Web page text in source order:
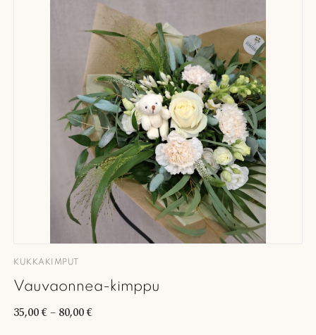
KUKKAKIMPUT
Vauvaonnea-kimppu
35,00€– 80,00€